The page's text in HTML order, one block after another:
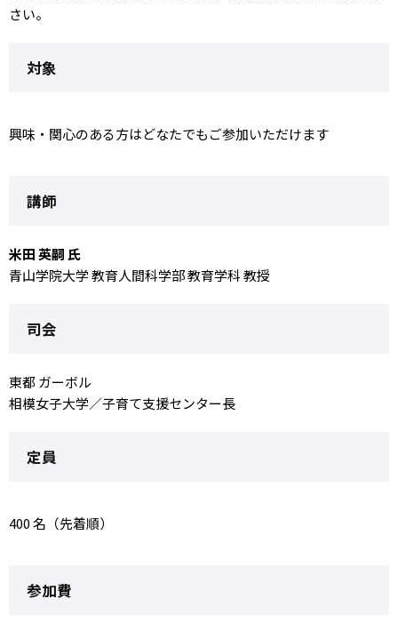
さい。
対象
興味・関心のある方はどなたでもご参加いただけます
講師
米田 英嗣 氏
青山学院大学 教育人間科学部 教育学科 教授
司会
東都 ガーボル
相模女子大学／子育て支援センター長
定員
400 名（先着順）
参加費